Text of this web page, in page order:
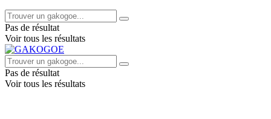
Pas de résultat
Voir tous les résultats
Pas de résultat
Voir tous les résultats